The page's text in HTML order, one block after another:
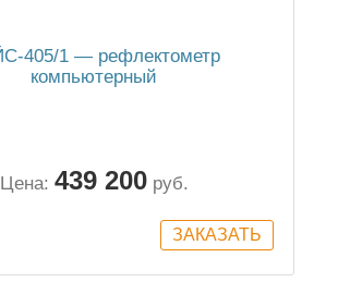
405/1 — рефлектометр
компьютерный
Цена: 439 200 руб.